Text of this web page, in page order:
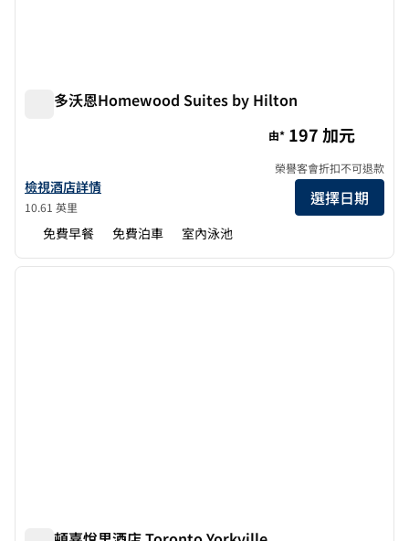
多倫多沃恩Homewood Suites by Hilton
查看多倫多沃恩Homewood Suites by Hilton詳情
檢視酒店詳情
10.61 英里
由* 197 加元
榮譽客會折扣不可退款
選擇日期
免費早餐 免費泊車 室內泳池
1/12
第 1 頁，共 12 頁
下一